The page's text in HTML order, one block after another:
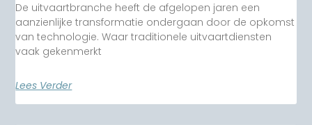
De uitvaartbranche heeft de afgelopen jaren een
aanzienlijke transformatie ondergaan door de opkomst
van technologie. Waar traditionele uitvaartdiensten
vaak gekenmerkt
Lees Verder